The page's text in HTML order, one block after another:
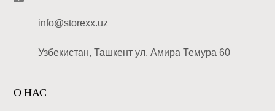
info@storexx.uz
Узбекистан, Ташкент ул. Амира Темура 60
О НАС